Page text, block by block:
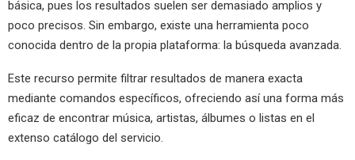
básica, pues los resultados suelen ser demasiado amplios y
poco precisos. Sin embargo, existe una herramienta poco
conocida dentro de la propia plataforma: la búsqueda avanzada.
Este recurso permite filtrar resultados de manera exacta
mediante comandos específicos, ofreciendo así una forma más
eficaz de encontrar música, artistas, álbumes o listas en el
extenso catálogo del servicio.